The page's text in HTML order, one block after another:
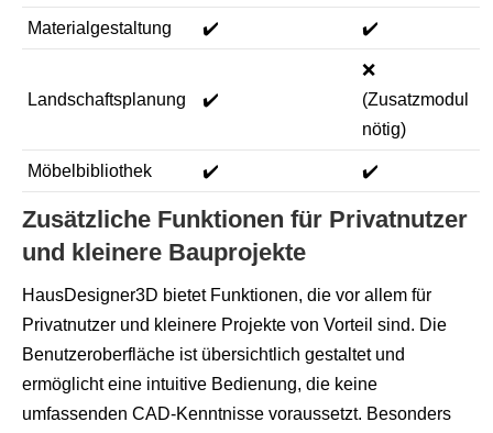
Materialgestaltung ✔️ ✔️
Landschaftsplanung ✔️
❌
(Zusatzmodul
nötig)
Möbelbibliothek ✔️ ✔️
Zusätzliche Funktionen für Privatnutzer
und kleinere Bauprojekte
HausDesigner3D bietet Funktionen, die vor allem für
Privatnutzer und kleinere Projekte von Vorteil sind. Die
Benutzeroberfläche ist übersichtlich gestaltet und
ermöglicht eine intuitive Bedienung, die keine
umfassenden CAD-Kenntnisse voraussetzt. Besonders